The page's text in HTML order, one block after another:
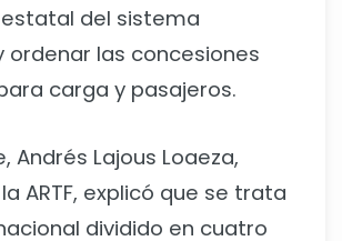
del sistema
ordenar las concesiones
carga y pasajeros.
Andrés Lajous Loaeza,
ARTF, explicó que se trata
dividido en cuatro